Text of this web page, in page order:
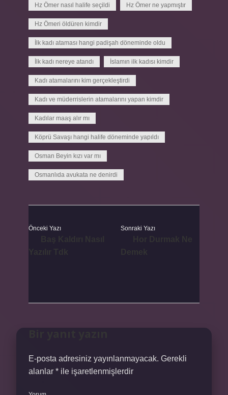
Hz Ömer nasıl halife seçildi Hz Ömer ne yapmıştır
Hz Ömeri öldüren kimdir
İlk kadı ataması hangi padişah döneminde oldu
İlk kadı nereye atandı İslamın ilk kadısı kimdir
Kadı atamalarını kim gerçekleştirdi
Kadı ve müderrislerin atamalarını yapan kimdir
Kadılar maaş alır mı
Köprü Savaşı hangi halife döneminde yapıldı
Osman Beyin kızı var mı
Osmanlıda avukata ne denirdi
Önceki Yazı Sonraki Yazı
E-posta adresiniz yayınlanmayacak. Gerekli
alanlar * ile işaretlenmişlerdir